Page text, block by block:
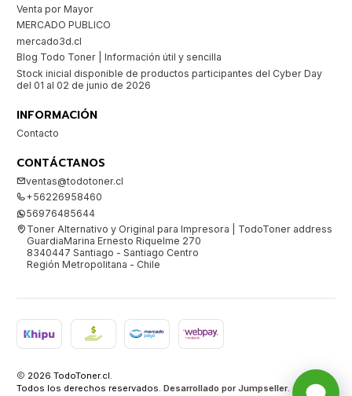
Venta por Mayor
MERCADO PUBLICO
mercado3d.cl
Blog Todo Toner | Información útil y sencilla
Stock inicial disponible de productos participantes del Cyber Day
del 01 al 02 de junio de 2026
INFORMACIÓN
Contacto
CONTÁCTANOS
ventas@todotoner.cl
+56226958460
56976485644
Toner Alternativo y Original para Impresora | TodoToner address
GuardiaMarina Ernesto Riquelme 270
8340447 Santiago - Santiago Centro
Región Metropolitana - Chile
2026 TodoToner.cl.
Todos los derechos reservados. Desarrollado por Jumpseller.